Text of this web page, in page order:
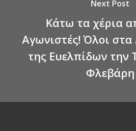
Next Post
Κάτω τα χέρια
Αγωνιστές! Όλοι
της Ευελπίδων την
Φλεβάρη